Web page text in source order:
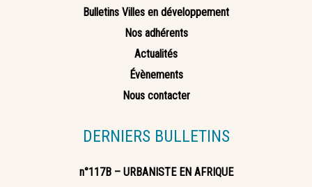
Bulletins Villes en développement
Nos adhérents
Actualités
Évènements
Nous contacter
DERNIERS BULLETINS
n°117B – URBANISTE EN AFRIQUE